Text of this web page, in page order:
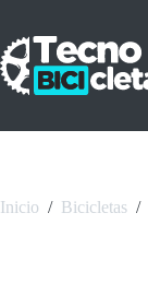
contenido
Inicio / Bicicletas /